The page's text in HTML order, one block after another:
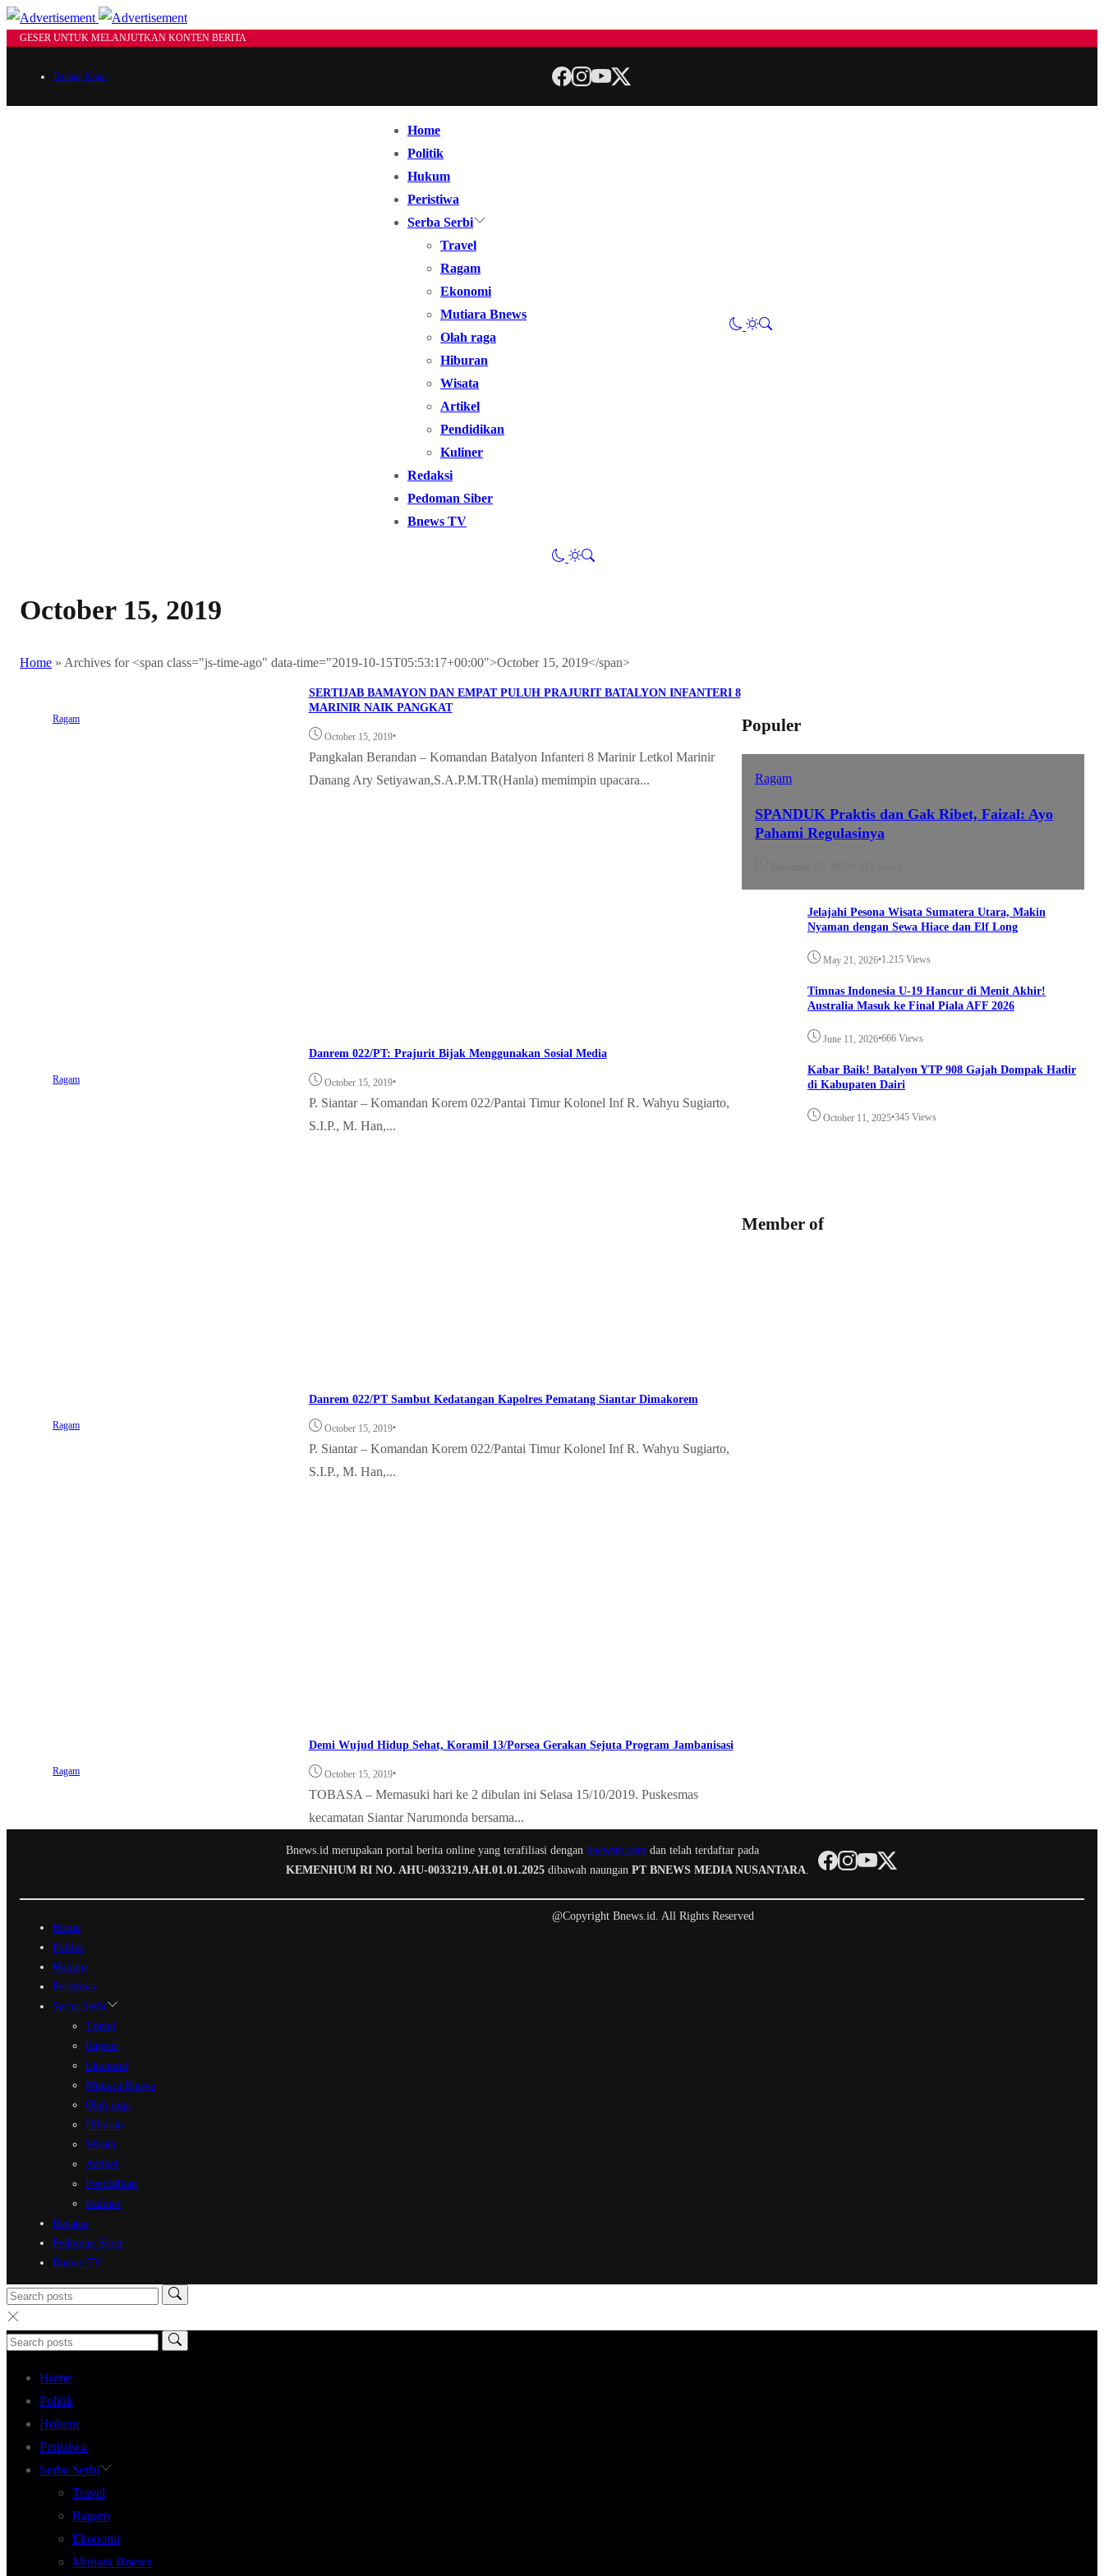
GESER UNTUK MELANJUTKAN KONTEN BERITA
Tentang Kami
Home
Politik
Hukum
Peristiwa
Serba Serbi
Travel
Ragam
Ekonomi
Mutiara Bnews
Olah raga
Hiburan
Wisata
Artikel
Pendidikan
Kuliner
Redaksi
Pedoman Siber
Bnews TV
October 15, 2019
Home » Archives for <span class="js-time-ago" data-time="2019-10-15T05:53:17+00:00">October 15, 2019</span>
Ragam
SERTIJAB BAMAYON DAN EMPAT PULUH PRAJURIT BATALYON INFANTERI 8
MARINIR NAIK PANGKAT
October 15, 2019•
Pangkalan Berandan – Komandan Batalyon Infanteri 8 Marinir Letkol Marinir
Danang Ary Setiyawan,S.A.P.M.TR(Hanla) memimpin upacara...
Ragam
Danrem 022/PT: Prajurit Bijak Menggunakan Sosial Media
October 15, 2019•
P. Siantar – Komandan Korem 022/Pantai Timur Kolonel Inf R. Wahyu Sugiarto,
S.I.P., M. Han,...
Ragam
Danrem 022/PT Sambut Kedatangan Kapolres Pematang Siantar Dimakorem
October 15, 2019•
P. Siantar – Komandan Korem 022/Pantai Timur Kolonel Inf R. Wahyu Sugiarto,
S.I.P., M. Han,...
Ragam
Demi Wujud Hidup Sehat, Koramil 13/Porsea Gerakan Sejuta Program Jambanisasi
October 15, 2019•
TOBASA – Memasuki hari ke 2 dibulan ini Selasa 15/10/2019. Puskesmas
kecamatan Siantar Narumonda bersama...
Populer
Ragam
SPANDUK Praktis dan Gak Ribet, Faizal: Ayo
Pahami Regulasinya
Jelajahi Pesona Wisata Sumatera Utara, Makin
Nyaman dengan Sewa Hiace dan Elf Long
May 21, 2026•1.215 Views
Timnas Indonesia U-19 Hancur di Menit Akhir!
Australia Masuk ke Final Piala AFF 2026
June 11, 2026•666 Views
Kabar Baik! Batalyon YTP 908 Gajah Dompak Hadir
di Kabupaten Dairi
October 11, 2025•345 Views
Member of
Bnews.id merupakan portal berita online yang terafiliasi dengan bnewstv.com dan telah terdaftar pada
KEMENHUM RI NO. AHU-0033219.AH.01.01.2025 dibawah naungan PT BNEWS MEDIA NUSANTARA.
Home
Politik
Hukum
Peristiwa
Serba Serbi
Travel
Ragam
Ekonomi
Mutiara Bnews
Olah raga
Hiburan
Wisata
Artikel
Pendidikan
Kuliner
Redaksi
Pedoman Siber
Bnews TV
@Copyright Bnews.id. All Rights Reserved
Home
Politik
Hukum
Peristiwa
Serba Serbi
Travel
Ragam
Ekonomi
Mutiara Bnews